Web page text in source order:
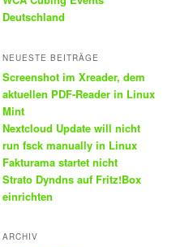
Deutschland
NEUESTE BEITRÄGE
Screenshot im Xreader, dem
aktuellen PDF-Reader in Linux
Mint
Nextcloud Update will nicht
run fsck manually in Linux
Fakturama startet nicht
Strato Dyndns auf Fritz!Box
einrichten
ARCHIV